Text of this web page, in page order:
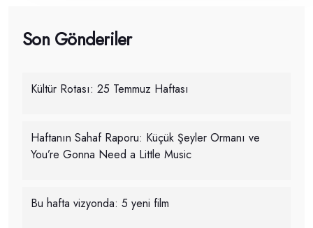
Son Gönderiler
Kültür Rotası: 25 Temmuz Haftası
Haftanın Sahaf Raporu: Küçük Şeyler Ormanı ve
You’re Gonna Need a Little Music
Bu hafta vizyonda: 5 yeni film